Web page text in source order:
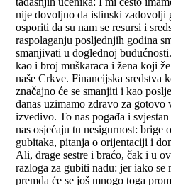
nije dovoljno da istinski zadovolji
osporiti da su nam se resursi i
raspolaganju posljednjih godina
smanjivati u doglednoj
kao i broj muškaraca i žena koji
naše Crkve. Financijska sredstva
značajno će se smanjiti i kao
danas uzimamo zdravo za
izvedivo. To nas pogađa i
nas osjećaju tu nesigurnost: brige
gubitaka, pitanja o orijentaciji i
Ali, drage sestre i braćo, čak i u
razloga za gubiti nadu: jer iako
premda će se još mnogo toga